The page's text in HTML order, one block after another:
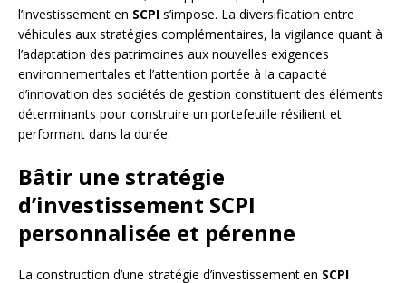
l’investissement en SCPI s’impose. La diversification entre
véhicules aux stratégies complémentaires, la vigilance quant à
l’adaptation des patrimoines aux nouvelles exigences
environnementales et l’attention portée à la capacité
d’innovation des sociétés de gestion constituent des éléments
déterminants pour construire un portefeuille résilient et
performant dans la durée.
Bâtir une stratégie
d’investissement SCPI
personnalisée et pérenne
La construction d’une stratégie d’investissement en SCPI